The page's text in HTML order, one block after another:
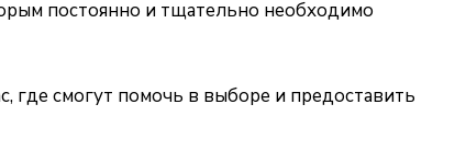
постоянно и тщательно необходимо
где смогут помочь в выборе и предоставить